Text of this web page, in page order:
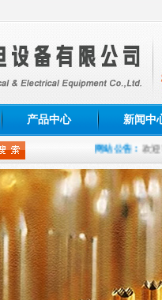
产品中心 新闻中
网站公告： 欢迎